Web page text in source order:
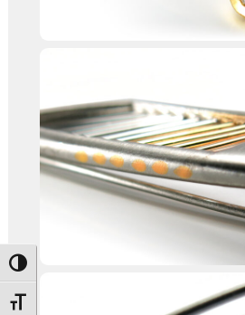
Umschalten auf hohe Kontraste
Schrift vergrößern